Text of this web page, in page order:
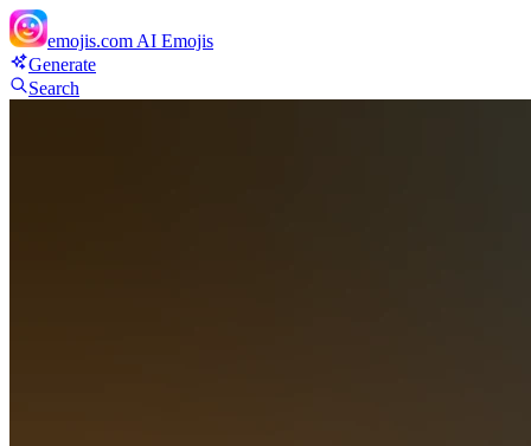
emojis.com AI Emojis
Generate
Search